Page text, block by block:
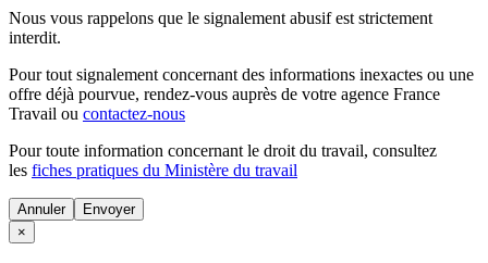
Nous vous rappelons que le signalement abusif est strictement
interdit.
Pour tout signalement concernant des informations inexactes ou une
offre déjà pourvue, rendez-vous auprès de votre agence France
Travail ou contactez-nous
Pour toute information concernant le droit du travail, consultez
les fiches pratiques du Ministère du travail
Annuler
×